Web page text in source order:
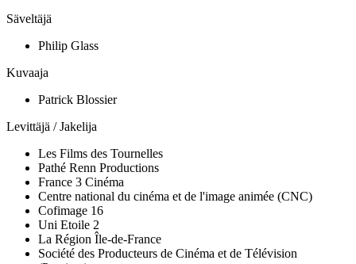
Säveltäjä
Philip Glass
Kuvaaja
Patrick Blossier
Levittäjä / Jakelija
Les Films des Tournelles
Pathé Renn Productions
France 3 Cinéma
Centre national du cinéma et de l'image animée (CNC)
Cofimage 16
Uni Etoile 2
La Région Île-de-France
Société des Producteurs de Cinéma et de Télévision